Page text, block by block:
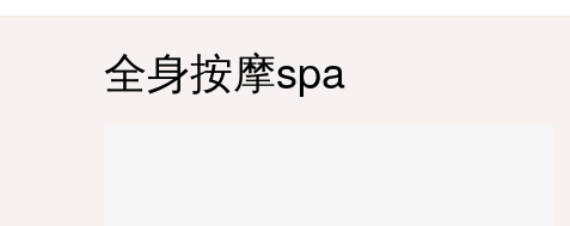
全身按摩spa